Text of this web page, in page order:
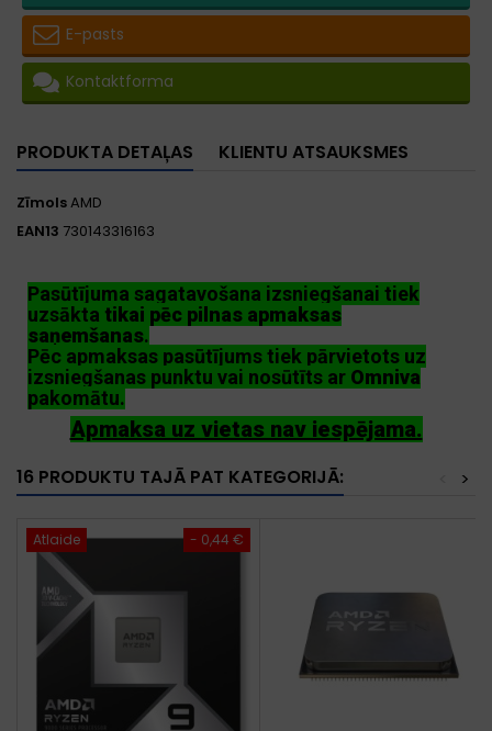
E-pasts
Kontaktforma
PRODUKTA DETAĻAS KLIENTU ATSAUKSMES
ZīmolsAMD
EAN13 730143316163
Pasūtījuma sagatavošana izsniegšanai tiek
uzsākta tikai pēc pilnas apmaksas
saņemšanas.
Pēc apmaksas pasūtījums tiek pārvietots uz
izsniegšanas punktu vai nosūtīts ar Omniva
pakomātu.
Apmaksa uz vietas nav iespējama.
16 PRODUKTU TAJĀ PAT KATEGORIJĀ: >
- 0,44 €
Atlaide